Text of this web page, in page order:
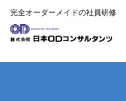
完全オーダーメイドの社員研修